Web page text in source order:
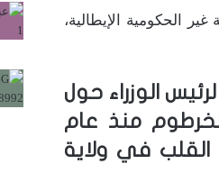
الحكومية الإيطالية،
الوزراء حول
منذ عام
القلب في ولاية